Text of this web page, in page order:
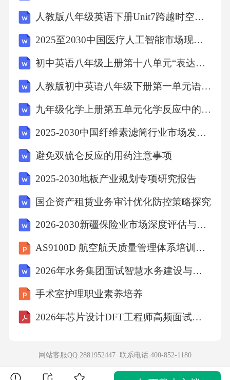
人教版八年级英语下册Unit7跨越时空的文明对话：古代奇迹与当代视野英语单元教学设计
2025至2030中国医疗人工智能市场现状技术突破及投资机会分析报告
初中英语八年级上册第十八单元“表达观点”写作课教学设计
人教版初中英语八年级下册第一单元语法教案
九年级化学上册第五单元化学反应中的计算复习知识清单
2025-2030中国纤维素滤筒行业市场发展趋势与前景展望战略研究报告
避免双硫仑反应的用药注意事项
2025-2030地板产业规划专项研究报告
国企资产租赁业务审计优化防控策略探究
2026-2030新疆保险业市场深度评估与前景研究研究报告
AS9100D 航空航天质量管理体系培训课件
2026年水务集团面试智慧水务建设与信息化系统应用题
手术室护理职业素养培养
2026年芯片设计DFT工程师高频面试题包含详细解答
网站客服QQ:2881952447 联系电话:400-852-1180